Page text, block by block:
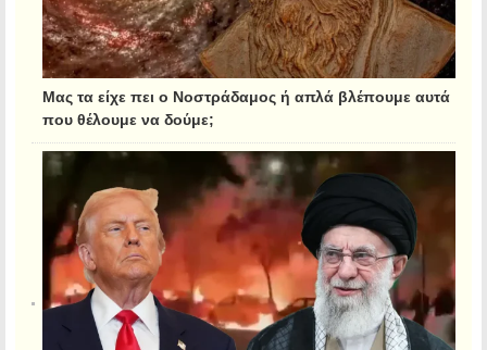
Μας τα είχε πει ο Νοστράδαμος ή απλά βλέπουμε αυτά
που θέλουμε να δούμε;